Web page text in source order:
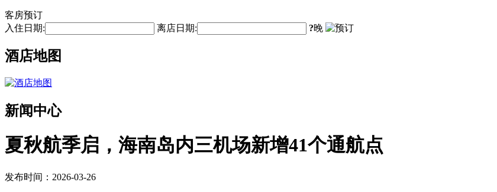
客房预订
入住日期:
离店日期: ?晚
酒店地图
新闻中心
夏秋航季启，海南岛内三机场新增41个通航点
发布时间：2026-03-26